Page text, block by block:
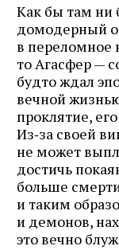
Как бы там
домодерный
в переломное
то Агасфер —
будто ждал
вечной
проклятие,
Из‑за своей
не может
достичь
больше
и таким
и демонов,
это вечно